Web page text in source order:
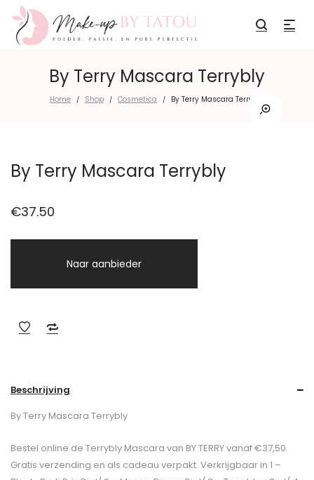
By Terry Mascara Terrybly
Home / Shop / Cosmetica / By Terry Mascara Terrybly
By Terry Mascara Terrybly
€37.50
Naar aanbieder
Beschrijving
By Terry Mascara Terrybly
Bestel online de Terrybly Mascara van BY TERRY vanaf €37,50.
Gratis verzending en als cadeau verpakt. Verkrijgbaar in 1 –